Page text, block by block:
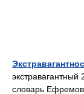
экстравагантный
словарь